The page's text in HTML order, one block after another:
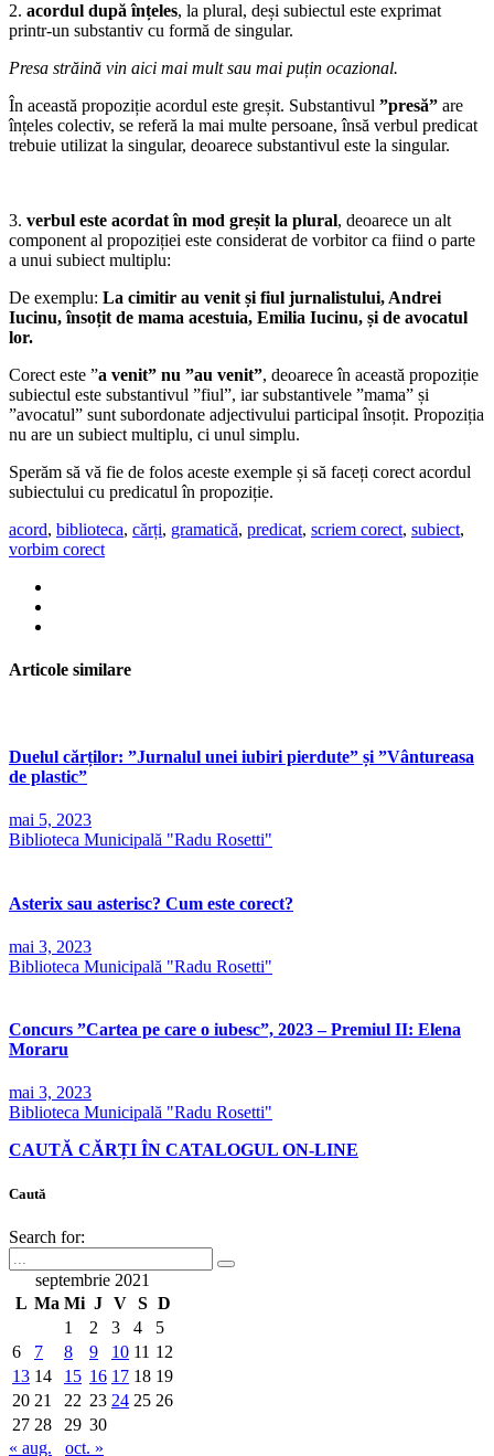
2. acordul după înțeles, la plural, deși subiectul este exprimat
printr-un substantiv cu formă de singular.
Presa străină vin aici mai mult sau mai puțin ocazional.
În această propoziție acordul este greșit. Substantivul ”presă” are
înțeles colectiv, se referă la mai multe persoane, însă verbul predicat
trebuie utilizat la singular, deoarece substantivul este la singular.
3. verbul este acordat în mod greșit la plural, deoarece un alt
component al propoziției este considerat de vorbitor ca fiind o parte
a unui subiect multiplu:
De exemplu: La cimitir au venit și fiul jurnalistului, Andrei
Iucinu, însoțit de mama acestuia, Emilia Iucinu, și de avocatul
lor.
Corect este ”a venit” nu ”au venit”, deoarece în această propoziție
subiectul este substantivul ”fiul”, iar substantivele ”mama” și
”avocatul” sunt subordonate adjectivului participal însoțit. Propoziția
nu are un subiect multiplu, ci unul simplu.
Sperăm să vă fie de folos aceste exemple și să faceți corect acordul
subiectului cu predicatul în propoziție.
acord, biblioteca, cărți, gramatică, predicat, scriem corect, subiect,
vorbim corect
Articole similare
Duelul cărților: ”Jurnalul unei iubiri pierdute” și ”Vântureasa
de plastic”
mai 5, 2023
Biblioteca Municipală "Radu Rosetti"
Asterix sau asterisc? Cum este corect?
mai 3, 2023
Biblioteca Municipală "Radu Rosetti"
Concurs ”Cartea pe care o iubesc”, 2023 – Premiul II: Elena
Moraru
mai 3, 2023
Biblioteca Municipală "Radu Rosetti"
CAUTĂ CĂRȚI ÎN CATALOGUL ON-LINE
Caută
Search for:
septembrie 2021
L Ma Mi J V S D
1
2 3 4
5
6
7 8 9 10 11 12
13 14 15 16 17 18 19
20 21 22 23 24 25 26
27 28 29 30
« aug.
oct. »